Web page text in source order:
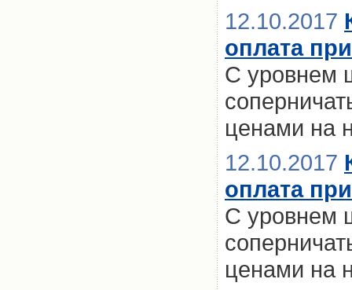
12.10.2017
оплата
С уровнем
ценами на
12.10.2017
оплата
С уровнем
ценами на